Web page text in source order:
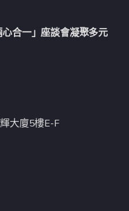
合一」座談會凝聚多元
大廈5樓E-F